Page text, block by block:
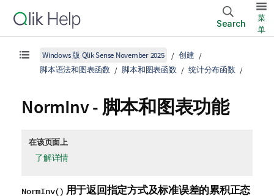
Search
菜
单
Windows 版 Qlik Sense November 2025
创建
脚本语法和图表函数
脚本和图表函数 统计分布函数
NormInv - 脚本和图表功能
在该页面上
了解详情
NormInv() 用于返回指定方式及标准误差的累积正态